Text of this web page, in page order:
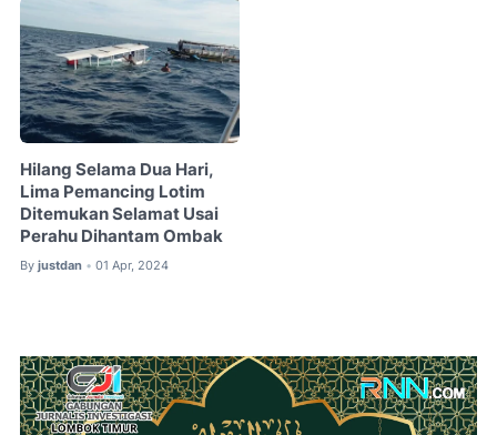
Hilang Selama Dua Hari,
Lima Pemancing Lotim
Ditemukan Selamat Usai
Perahu Dihantam Ombak
By justdan • 01 Apr, 2024